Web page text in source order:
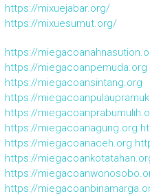
https://mixuejabar.org/
https://mixuesumut.org/
https://
https://miegacoanpemuda.org
https://miegacoansintang.org
https://
https://
https://miegacoanagung.org
https://miegacoanaceh.org
https://
https://
https://